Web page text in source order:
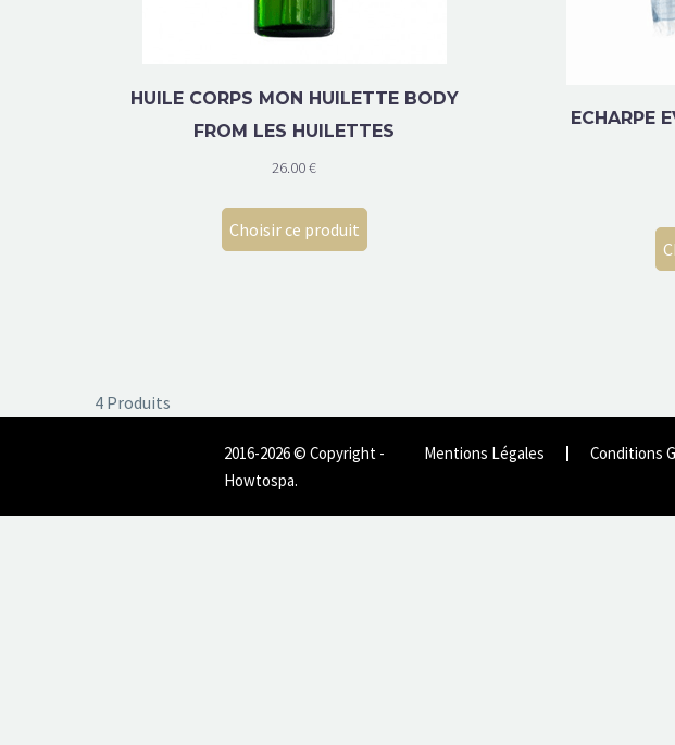
HUILE CORPS MON HUILETTE BODY
FROM LES HUILETTES
26.00€
Choisir ce produit
ECHARPE
4 Produits
Mentions Légales Conditions
2016-2026 © Copyright -
Howtospa.